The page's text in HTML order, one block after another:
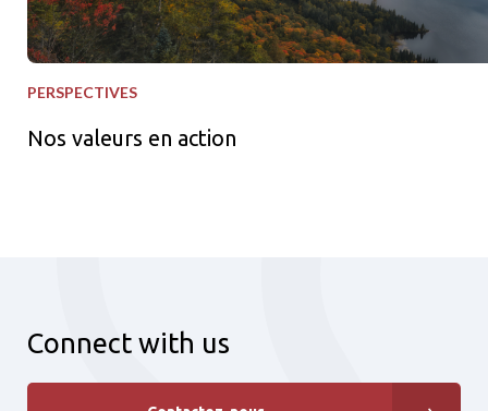
PERSPECTIVES
Nos valeurs en action
Connect with us